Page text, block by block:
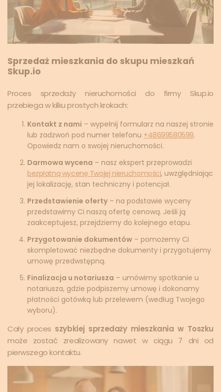
Sprzedaż mieszkania do skupu mieszkań
Skup.io
Proces sprzedaży nieruchomości do firmy Skup.io
przebiega w kilku prostych krokach:
Kontakt z nami – wypełnij formularz na naszej stronie
lub zadzwoń pod numer telefonu +48699580599.
Opowiedz nam o swojej nieruchomości.
Darmowa wycena – nasz ekspert przeprowadzi
bezpłatną wycenę Twojej nieruchomości, uwzględniając
jej lokalizację, stan techniczny i potencjał.
Przedstawienie oferty – na podstawie wyceny
przedstawimy Ci naszą ofertę cenową. Jeśli ją
zaakceptujesz, przejdziemy do kolejnego etapu.
Przygotowanie dokumentów – pomożemy Ci
skompletować niezbędne dokumenty i przygotujemy
umowę przedwstępną.
Finalizacja u notariusza – umówimy spotkanie u
notariusza, gdzie podpiszemy umowę i dokonamy
płatności gotówką lub przelewem (według Twojego
wyboru).
Cały proces szybkiej sprzedaży mieszkania w Toszku
może zostać zrealizowany nawet w ciągu 7 dni od
pierwszego kontaktu.